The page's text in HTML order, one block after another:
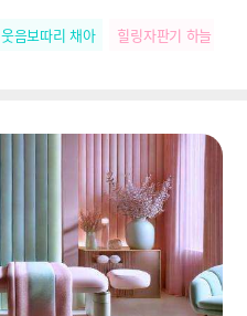
웃음보따리 채아 힐링자판기 하늘